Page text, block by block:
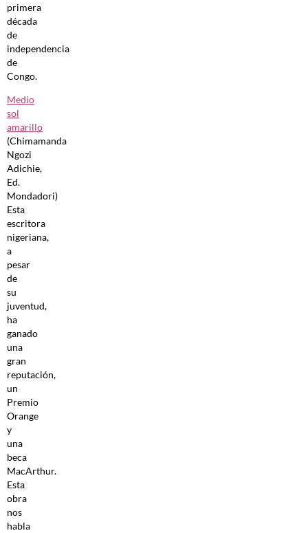
primera
década
de
independencia
de
Congo.
Medio
sol
amarillo
(Chimamanda
Ngozi
Adichie,
Ed.
Mondadori)
Esta
escritora
nigeriana,
a
pesar
de
su
juventud,
ha
ganado
una
gran
reputación,
un
Premio
Orange
y
una
beca
MacArthur.
Esta
obra
nos
habla